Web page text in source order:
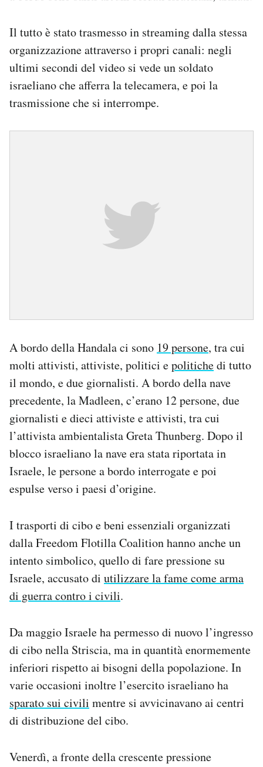
Il tutto è stato trasmesso in streaming dalla stessa
organizzazione attraverso i propri canali: negli
ultimi secondi del video si vede un soldato
israeliano che afferra la telecamera, e poi la
trasmissione che si interrompe.
A bordo della Handala ci sono 19 persone, tra cui
molti attivisti, attiviste, politici epolitichedi tutto
il mondo, e due giornalisti. A bordo della nave
precedente, la Madleen, c’erano 12 persone, due
giornalisti e dieci attiviste e attivisti, tra cui
l’attivista ambientalista Greta Thunberg. Dopo il
blocco israeliano la nave era stata riportata in
Israele, le persone a bordo interrogate e poi
espulse verso i paesi d’origine.
I trasporti di cibo e beni essenziali organizzati
dalla Freedom Flotilla Coalition hanno anche un
intento simbolico, quello di fare pressione su
Israele, accusato di utilizzare la fame come arma
di guerra contro i civili.
Da maggio Israele ha permesso di nuovo l’ingresso
di cibo nella Striscia, ma in quantità enormemente
inferiori rispetto ai bisogni della popolazione. In
varie occasioni inoltre l’esercito israeliano ha
sparato sui civili mentre si avvicinavano ai centri
di distribuzione del cibo.
Venerdì, a fronte della crescente pressione